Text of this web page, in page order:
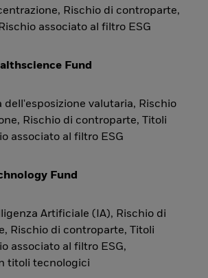
Rischio di controparte,
associato al filtro ESG
Fund
dell'esposizione valutaria, Rischio
Rischio di controparte, Titoli
associato al filtro ESG
Fund
Artificiale (IA), Rischio di
Rischio di controparte, Titoli
associato al filtro ESG,
titoli tecnologici